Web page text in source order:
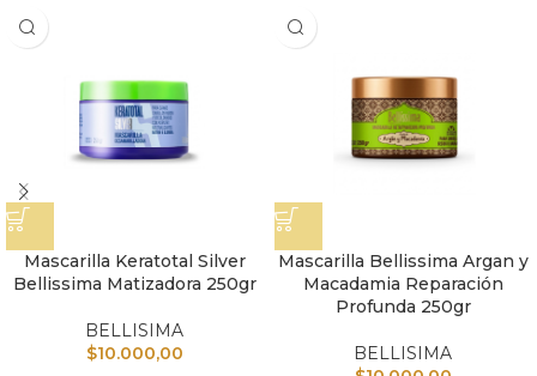
Mascarilla Keratotal Silver
Bellissima Matizadora 250gr
BELLISIMA
$10.000,00
Mascarilla Bellissima Argan y
Macadamia Reparación
Profunda 250gr
BELLISIMA